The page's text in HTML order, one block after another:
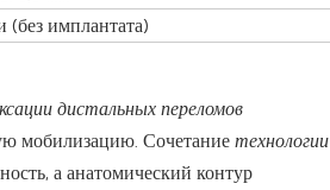
(без имплантата)
дистальных переломов
мобилизацию. Сочетание технологии
а анатомический контур